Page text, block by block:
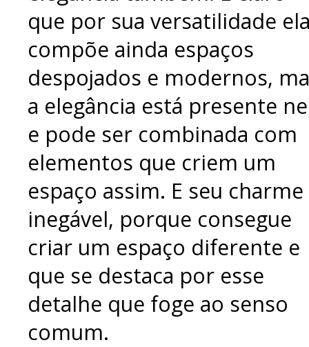
que por sua versatilidade
compõe ainda espaços
despojados e modernos,
a elegância está presente
e pode ser combinada com
elementos que criem um
espaço assim. E seu charme
inegável, porque consegue
criar um espaço diferente e
que se destaca por esse
detalhe que foge ao senso
comum.